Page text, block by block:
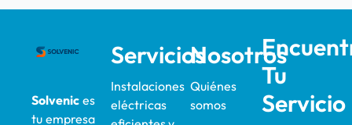
Solvenic es
tu empresa
Servicios
Instalaciones
eléctricas
Nosotros
Quiénes
somos
Tu
Servicio